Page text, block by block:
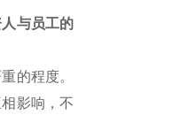
与员工的
的程度。
影响，不